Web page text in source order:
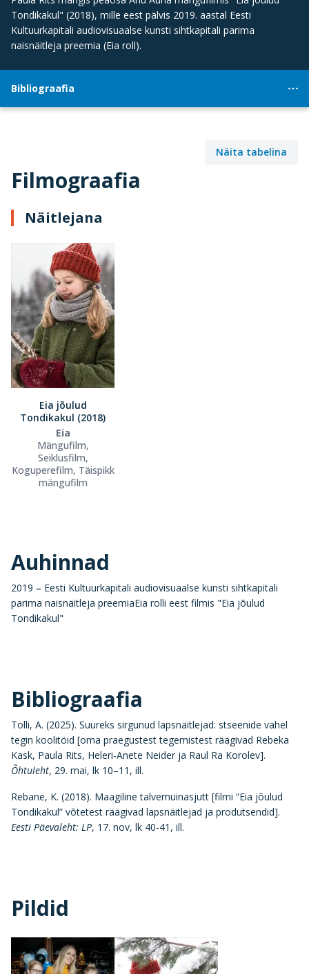
Tondikakul" (2018), mille eest pälvis 2019. aastal Eesti
Kultuurkapitali audiovisuaalse kunsti sihtkapitali parima
naisnäitleja preemia (Eia roll).
Bibliograafia
Filmograafia
Näita tabelina
Näitlejana
Eia jõulud
Tondikakul (2018)
Eia
Mängufilm,
Seiklusfilm,
Koguperefilm, Täispikk
mängufilm
Auhinnad
2019 – Eesti Kultuurkapitali audiovisuaalse kunsti sihtkapitali
parima naisnäitleja preemiaEia rolli eest filmis "Eia jõulud
Tondikakul"
Bibliograafia
Tolli, A. (2025). Suureks sirgunud lapsnäitlejad: stseenide vahel
tegin koolitöid [oma praegustest tegemistest räägivad Rebeka
Kask, Paula Rits, Heleri-Anete Neider ja Raul Ra Korolev].
Õhtuleht, 29. mai, lk 10–11, ill.
Rebane, K. (2018). Maagiline talvemuinasjutt [filmi “Eia jõulud
Tondikakul” võtetest räägivad lapsnäitlejad ja produtsendid].
Eesti Päevaleht: LP, 17. nov, lk 40-41, ill.
Pildid